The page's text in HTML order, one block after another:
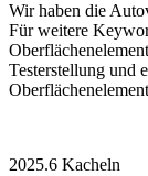
Wir haben die
Für weitere
Testerstellung und
2025.6 Kacheln